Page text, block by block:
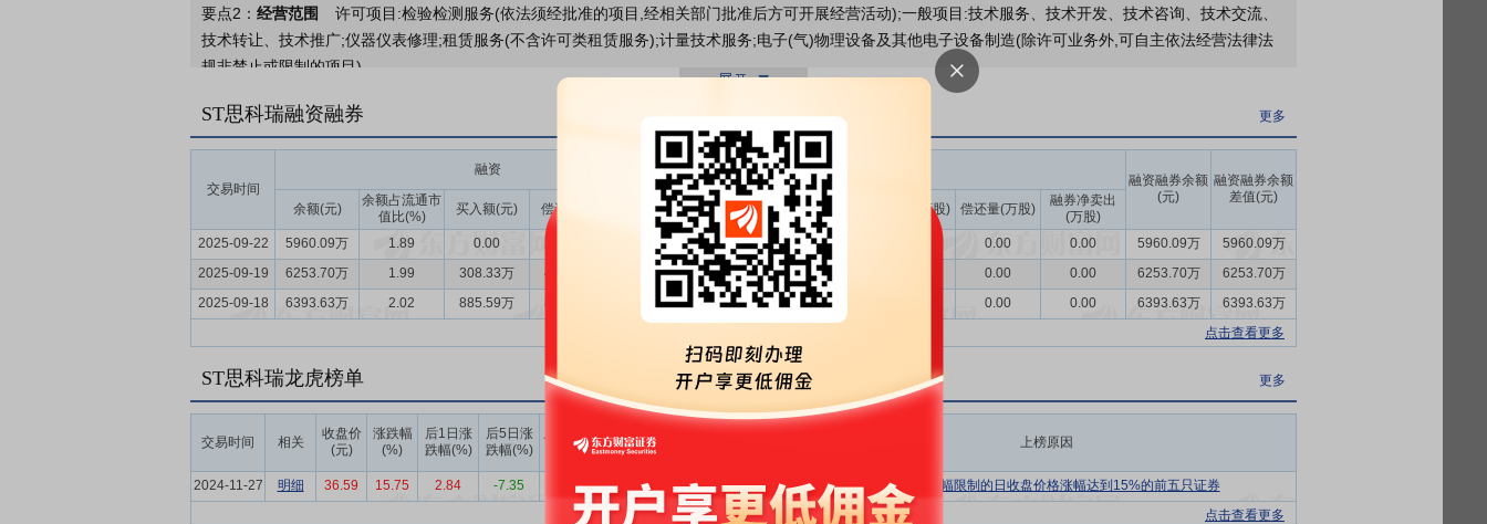
2026年一季报归属净利润-347.2万元，同比增长34.52%，基本每股收益-0.04元
2025年年报归属净利润-2078万元，同比增长1.06%，基本每股收益-0.21元
要点2： 经营范围
许可项目:检验检测服务(依法须经批准的项目,经相关部门批准后方可开展经营活动);一般项目:技术服务、技术开发、技术咨询、技术交流、
技术转让、技术推广;仪器仪表修理;租赁服务(不含许可类租赁服务);计量技术服务;电子(气)物理设备及其他电子设备制造(除许可业务外,可自主依法经营法律法
规非禁止或限制的项目)。
要点3：军用电子元器件可靠性检测服务和军用设备及分系统的环境可靠性试验服务
境可靠性试验服务，具体服务内容包括电子元器件的测试与可靠性筛选试验、环境试验、电磁兼容、破坏性物理分析（DPA）、失效分析与可靠性管理技术支
持。公司拥有开展军用电子元器件可靠性检测服务和军用设备及分系统的环境可靠性试验服务的相关资质，主要包括中国合格评定国家认可委员会（CNAS）实
验室认可、中国国防科技工业实验室认可委员会（DILAC）实验室认可等。
检测服务行业
检测服务行业是战略性新兴产业、高技术服务业、生产性服务业、科技服务业，是国家鼓励发展的产业之一。检测行业作为国家质量技
术的基础，在维护质量安全、加快技术创新、促进产业转型等方面发挥着重要作用。国家持续出台多项政策支持检测行业发展，根据国家发展改革委《战略性新
兴产业重点产品和服务指导目录（2016版）》和国家统计局《战略性新兴产业分类（2023）》，检测服务业被明确纳入新一代信息技术、生物技术、新能源、
新材料、高端装备、新能源汽车、绿色环保以及航空航天、海洋装备等九大产业范畴。检测行业对国民经济的发展具有非常重要的基础性作用。2024年我国各
类检验检测机构共有53,057家，同比下降1.44%；全行业全年实现营业收入共4,875.97亿元，同比增长4.41%。
要点5： 先进的可靠性检测技术
经过多年的技术积累及服务实践，公司拥有核心技术且具有先进性，其可靠性检测技术服务能力较强。公司检测对象涉及范围
较广，包括集成电路、分立器件、电阻电容电感、电连接器、电磁继电器、晶体振荡器、光电子器件、射频微波器件、专用模块等较多种类，是行业内领先的民
营检测机构。公司可提供经中国合格评定国家认可委员会（CNAS）认证的检测项目合计2,564项，较去年末增长2.23%，在民营检测机构中领先，公司各项检
测参数的范围较同行都处于领先地位。可靠性检测服务所需的测试程序软件和定制化检测适配器是检测服务机构技术水平的重要体现，公司具有较强的测试程序
软件和检测适配器及试验工装夹具等硬件的开发能力。2025年，公司新增测试程序软件8900余套，新增1600余套检测适配器及试验工装夹具，部分测试程序软
件已申请软件著作权，现已拥有软件著作权300项，部分检测方法和检测装置已申请了专利，现已拥有专利99项，其中发明专利41项，公司取得的专利数量在行
ST思科瑞融资融券 更多
交易时间
融资
融资融券余额
(元)
融资融券余额
差值(元)
余额(元)
余额占流通市
值比(%)
买入额(元) 偿还额(元) 净买入(元) 余额(元) 余量(万股) 卖出量(万股) 偿还量(万股)
融券净卖出
(万股)
2025-09-22
5960.09万 1.89 0.00 293.60万 -293.60万 0.00 0.00 0.00 0.00 5960.09万
5960.09万
2025-09-19
6253.70万 1.99 308.33万 448.27万 -139.94万 0.00 0.00 0.00 0.00 6253.70万
6253.70万
2025-09-18
6393.63万 2.02 885.59万 846.98万 38.61万 0.00 0.00 0.00 0.00 6393.63万
6393.63万
点击查看更多
ST思科瑞龙虎榜单 更多
交易时间 相关
收盘价
(元)
涨跌幅
(%)
后1日涨
跌幅(%)
后5日涨
跌幅(%)
后10日涨
跌幅(%)
上榜营业
部买入合
计(万)
上榜营业
上榜营业
上榜原因
2024-11-27 明细 36.59 15.75 2.84 -7.35 9.32 2952.62 3069.65 -117.03
有价格涨跌幅限制的日收盘价格涨幅达到15%的前五只证券
点击查看更多